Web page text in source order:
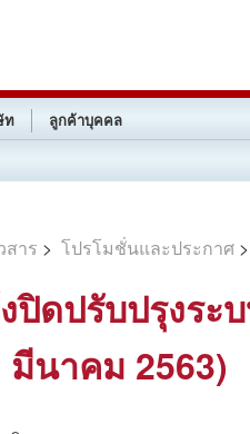
ท
ลูกค้าบุคคล
าร > โปรโมชั่นและประกาศ
ปิดปรับปรุงระ
มีนาคม 2563)